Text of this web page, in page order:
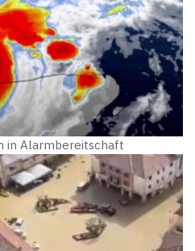
in Alarmbereitschaft